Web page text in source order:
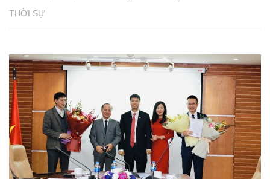
THỜI SỰ